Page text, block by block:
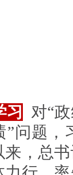
习
对“
”问题，
来，总